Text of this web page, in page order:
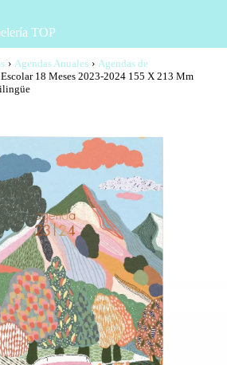
› Agendas Anuales › Agendas de
18 Meses 2023-2024 155 X 213 Mm